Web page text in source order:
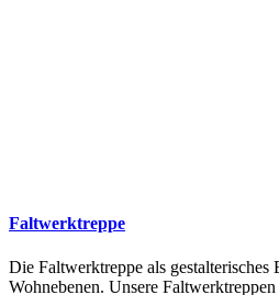
Faltwerktreppe
Die Faltwerktreppe als gestalterisches
Wohnebenen. Unsere